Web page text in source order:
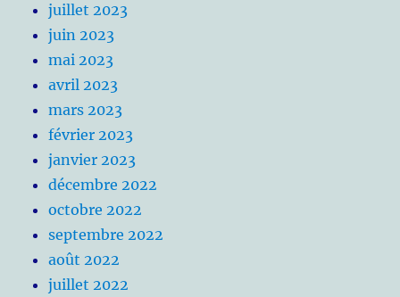
juillet 2023
juin 2023
mai 2023
avril 2023
mars 2023
février 2023
janvier 2023
décembre 2022
octobre 2022
septembre 2022
août 2022
juillet 2022